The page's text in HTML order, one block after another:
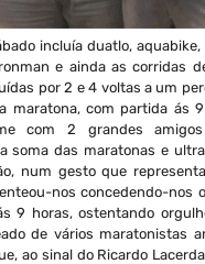
incluía duatlo,
e ainda as corridas
por 2 e 4 voltas a um
maratona, com partida ás
com 2 grandes
soma das maratonas e
num gesto que
nos concedendo-nos
9 horas, ostentando
de vários maratonistas
ao sinal do Ricardo